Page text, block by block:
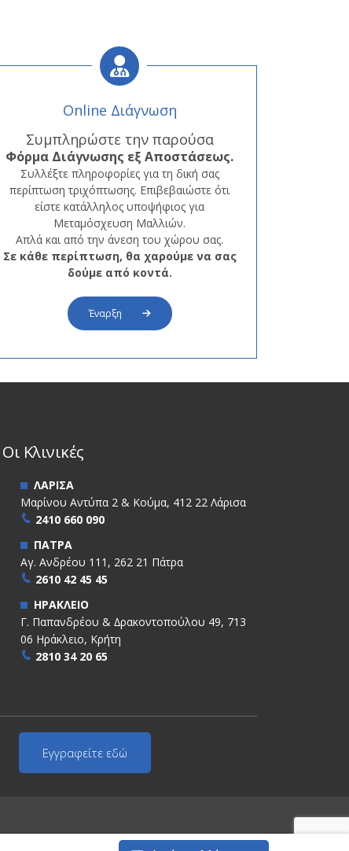
Online Διάγνωση
Συμπληρώστε την παρούσα
Φόρμα Διάγνωσης εξ Αποστάσεως.
Συλλέξτε πληροφορίες για τη δική σας
περίπτωση τριχόπτωσης. Επιβεβαιώστε ότι
είστε κατάλληλος υποψήφιος για
Μεταμόσχευση Μαλλιών.
Απλά και από την άνεση του χώρου σας.
Σε κάθε περίπτωση, θα χαρούμε να σας
δούμε από κοντά.
Έναρξη
Οι Κλινικές
ΛΑΡΙΣΑ
Μαρίνου Αντύπα 2 & Κούμα, 412 22 Λάρισα
2410 660 090
ΠΑΤΡΑ
Αγ. Ανδρέου 111, 262 21 Πάτρα
2610 42 45 45
ΗΡΑΚΛΕΙΟ
Γ. Παπανδρέου & ∆ρακοντοπούλου 49, 713
06 Ηράκλειο, Κρήτη
2810 34 20 65
Εγγραφείτε εδώ